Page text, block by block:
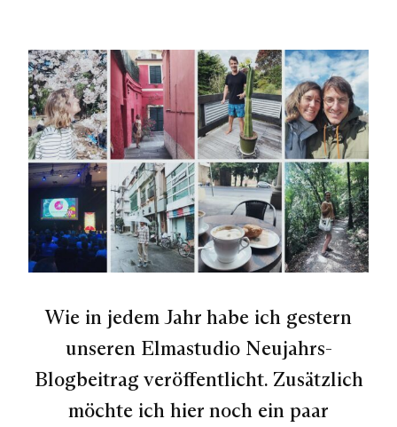
Wie in jedem Jahr habe ich gestern
unseren Elmastudio Neujahrs-
Blogbeitrag veröffentlicht. Zusätzlich
möchte ich hier noch ein paar